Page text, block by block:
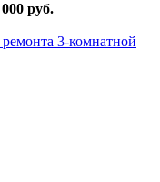
руб.
3-комнатной